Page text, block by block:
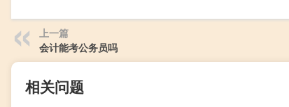
上一篇
会计能考公务员吗
相关问题